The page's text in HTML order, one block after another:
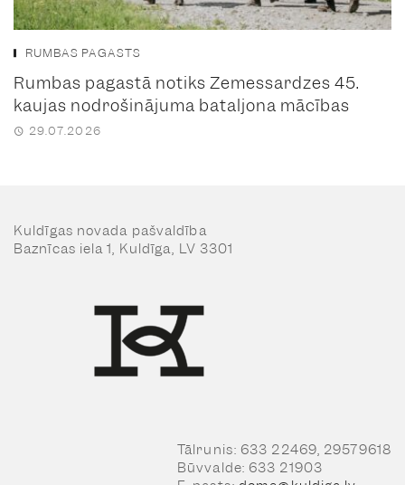
RUMBAS PAGASTS
Rumbas pagastā notiks Zemessardzes 45.
kaujas nodrošinājuma bataljona mācības
29.07.2026
Kuldīgas novada pašvaldība
Baznīcas iela 1, Kuldīga, LV 3301
Tālrunis: 633 22469, 29579618
Būvvalde: 633 21903